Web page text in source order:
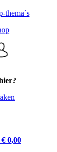
thema`s
€ 0,00